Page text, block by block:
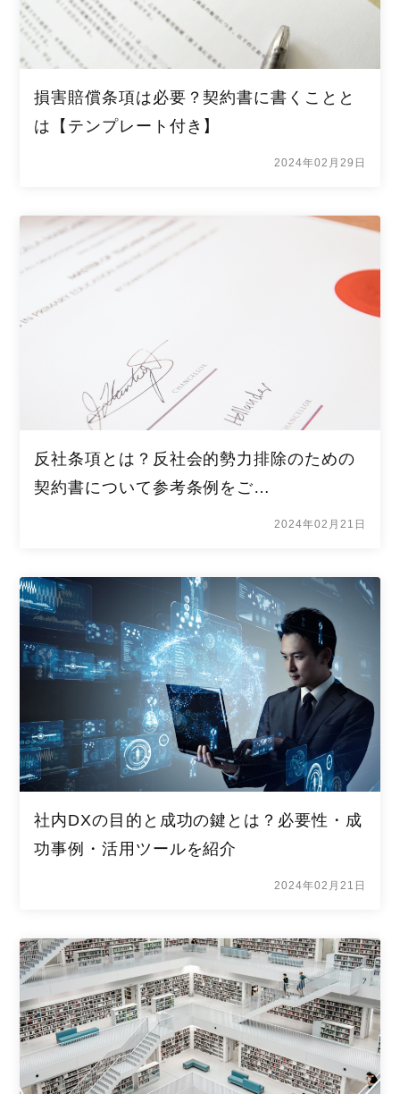
損害賠償条項は必要？契約書に書くことと
は【テンプレート付き】
2024年02月29日
反社条項とは？反社会的勢力排除のための
契約書について参考条例をご…
2024年02月21日
社内DXの目的と成功の鍵とは？必要性・成
功事例・活用ツールを紹介
2024年02月21日